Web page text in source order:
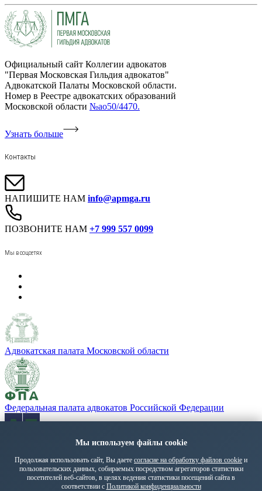
Официальный сайт Коллегии адвокатов
"Первая Московская Гильдия адвокатов"
Адвокатской Палаты Московской области.
Номер в Реестре адвокатских образований
Московской области №ао50/4470.
Узнать больше
Контакты
НАПИШИТЕ НАМ info@apmga.ru
ПОЗВОНИТЕ НАМ +7 999 557 0099
Мы в соцсетях
Адвокатская палата Московской области
Федеральная палата адвокатов Российской Федерации
«Адвокатская газета» - орган Федеральной палаты адвокатов
Политика обработки персональных данных
© 2026 ПМГА. Все права защищены.
Мы используем файлы cookie
Продолжая использовать сайт, Вы даете согласие на обработку файлов cookie и
пользовательских данных, собираемых посредством агрегаторов статистики
посетителей веб-сайтов, в целях ведения статистики посещений сайта в
соответствии с Политикой конфиденциальности